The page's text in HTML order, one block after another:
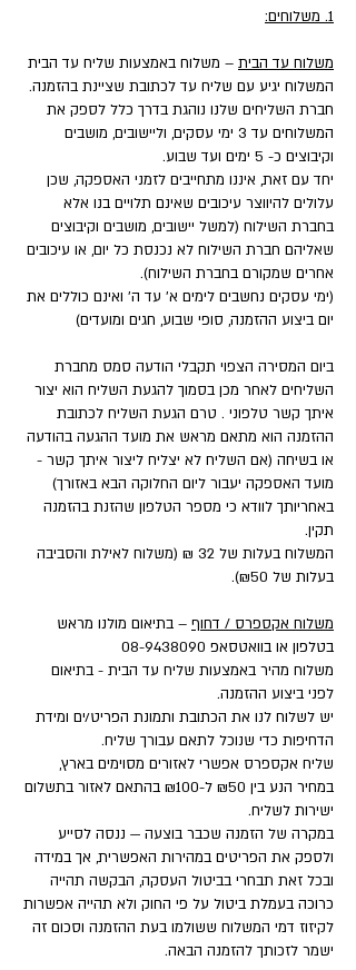
1. משלוחים:
משלוח עד הבית – משלוח באמצעות שליח עד הבית
המשלוח יגיע עם שליח עד לכתובת שציינת בהזמנה.
חברת השליחים שלנו נוהגת בדרך כלל לספק את
המשלוחים עד 3 ימי עסקים, וליישובים, מושבים
וקיבוצים כ- 5 ימים ועד שבוע.
יחד עם זאת, איננו מתחייבים לזמני האספקה, שכן
עלולים להיווצר עיכובים שאינם תלויים בנו אלא
בחברת השילוח (למשל יישובים, מושבים וקיבוצים
שאליהם חברת השילוח לא נכנסת כל יום, או עיכובים
אחרים שמקורם בחברת השילוח).
(ימי עסקים נחשבים לימים א' עד ה' ואינם כוללים את
יום ביצוע ההזמנה, סופי שבוע, חגים ומועדים)
ביום המסירה הצפוי תקבלי הודעה סמס מחברת
השליחים לאחר מכן בסמוך להגעת השליח הוא יצור
איתך קשר טלפוני . טרם הגעת השליח לכתובת
ההזמנה הוא מתאם מראש את מועד ההגעה בהודעה
או בשיחה (אם השליח לא יצליח ליצור איתך קשר -
מועד האספקה יעבור ליום החלוקה הבא באזורך)
באחריותך לוודא כי מספר הטלפון שהזנת בהזמנה
תקין.
המשלוח בעלות של 32 ₪ (משלוח לאילת והסביבה
בעלות של ₪50).
משלוח אקספרס / דחוף – בתיאום מולנו מראש
בטלפון או בוואטסאפ 08-9438090
משלוח מהיר באמצעות שליח עד הבית - בתיאום
לפני ביצוע ההזמנה.
יש לשלוח לנו את הכתובת ותמונת הפריט/ים ומידת
הדחיפות כדי שנוכל לתאם עבורך שליח.
שליח אקספרס אפשרי לאזורים מסוימים בארץ,
במחיר הנע בין ₪50 ל-₪100 בהתאם לאזור בתשלום
ישירות לשליח.
במקרה של הזמנה שכבר בוצעה — ננסה לסייע
ולספק את הפריטים במהירות האפשרית, אך במידה
ובכל זאת תבחרי בביטול העסקה, הבקשה תהייה
כרוכה בעמלת ביטול על פי החוק ולא תהייה אפשרות
לקיזוז דמי המשלוח ששולמו בעת ההזמנה וסכום זה
ישמר לזכותך להזמנה הבאה.